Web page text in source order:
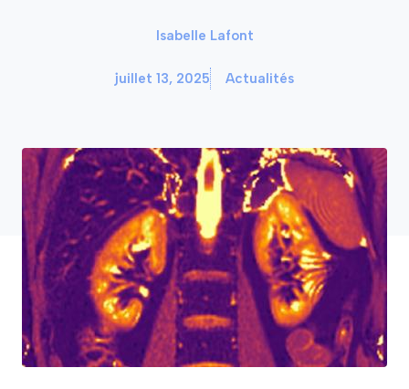
Isabelle Lafont
juillet 13, 2025 Actualités